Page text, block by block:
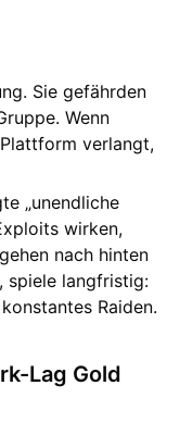
Sie gefährden
Wenn
verlangt,
„unendliche
wirken,
nach hinten
spiele langfristig:
Raiden.
Lag Gold